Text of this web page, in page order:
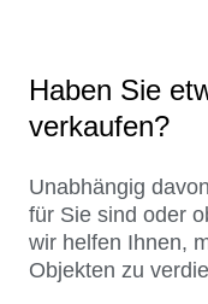
Haben Sie
verkaufen?
Unabhängig
für Sie sind oder
wir helfen Ihnen,
Objekten zu